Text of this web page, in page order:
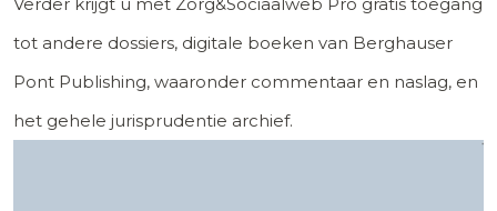
tot andere dossiers, digitale boeken van Berghauser
Pont Publishing, waaronder commentaar en naslag, en
het gehele jurisprudentie archief.